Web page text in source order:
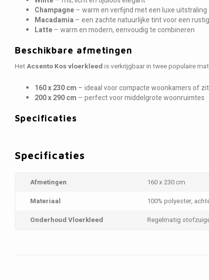
Champagne– warm en verfijnd met een luxe uitstraling
Macadamia – een zachte natuurlijke tint voor een
Latte– warm en modern, eenvoudig te combineren
Beschikbare afmetingen
HetAcsento Kos vloerkleed is verkrijgbaar in twee populaire
160 x 230 cm – ideaal voor compacte woonkamers of
200 x 290 cm – perfect voor middelgrote woonruimtes
Specificaties
Specificaties
Afmetingen
160 x 230 cm
Materiaal
100% polyester,
Onderhoud Vloerkleed
Regelmatig